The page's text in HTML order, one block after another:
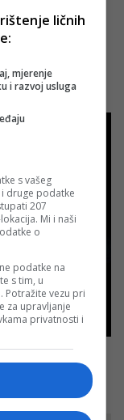
ličnih
mjerenje
i razvoj usluga
s vašeg
druge podatke
207
Mi i naši
o
podatke na
s tim, u
Potražite vezu pri
za upravljanje
privatnosti i